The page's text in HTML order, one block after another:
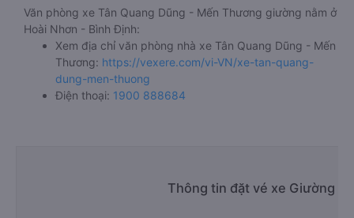
Văn phòng xe Tân Quang Dũng - Mến Thương giường nằm ở
Hoài Nhơn - Bình Định:
Xem địa chỉ văn phòng nhà xe Tân Quang Dũng - Mến
Thương: https://vexere.com/vi-VN/xe-tan-quang-
dung-men-thuong
Điện thoại: 1900 888684
Thông tin đặt vé xe Giường